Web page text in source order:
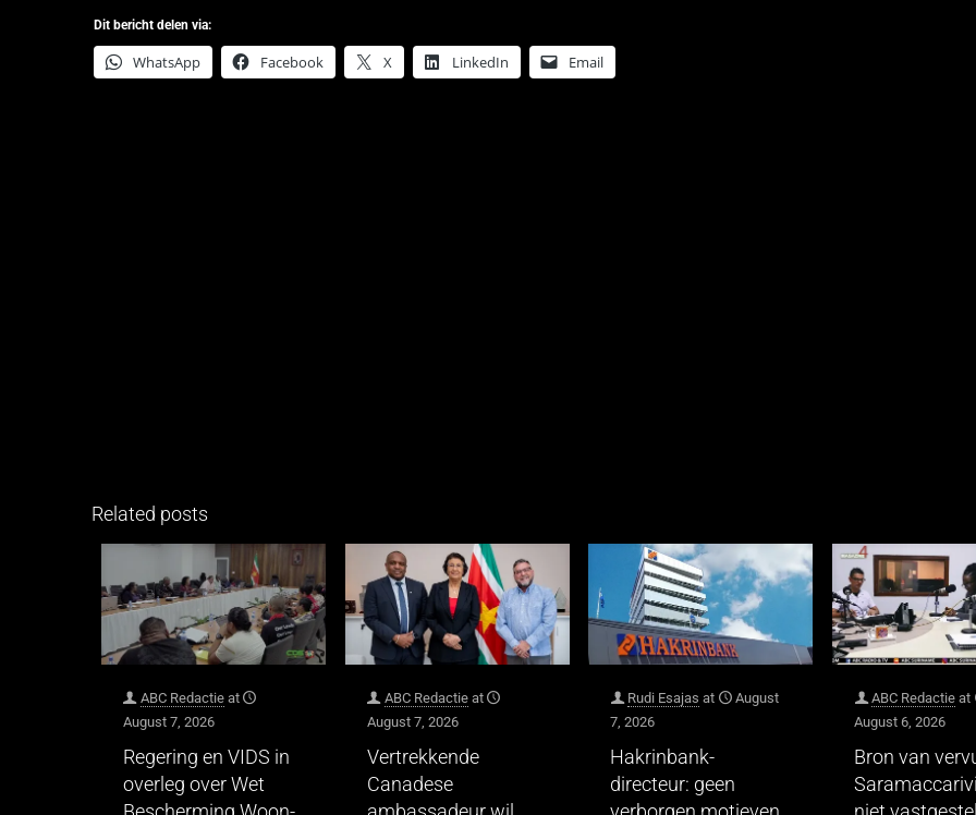
Dit bericht delen via:
WhatsApp Facebook X LinkedIn Email
Related posts
ABC Redactie at
August 7, 2026
Regering en VIDS in
overleg over Wet
ABC Redactie at
August 7, 2026
Vertrekkende
Canadese
Rudi Esajas at
August
7, 2026
Hakrinbank-
directeur: geen
ABC Redactie at
August 6, 2026
Bron van